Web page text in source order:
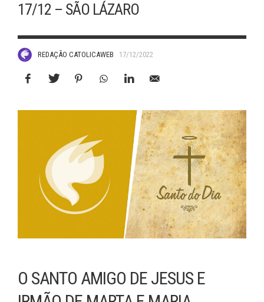
17/12 – SÃO LÁZARO
REDAÇÃO CATOLICAWEB 17/12/2022
O SANTO AMIGO DE JESUS E